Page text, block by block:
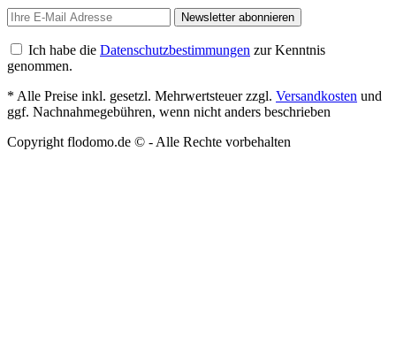
Newsletter abonnieren
Ich habe die Datenschutzbestimmungen zur Kenntnis
genommen.
* Alle Preise inkl. gesetzl. Mehrwertsteuer zzgl. Versandkosten und
ggf. Nachnahmegebühren, wenn nicht anders beschrieben
Copyright flodomo.de © - Alle Rechte vorbehalten